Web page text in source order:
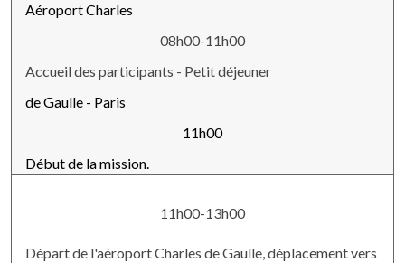
Aéroport Charles
08h00-11h00
Accueil des participants - Petit déjeuner
de Gaulle - Paris
11h00
Début de la mission.
11h00-13h00
Départ de l'aéroport Charles de Gaulle, déplacement vers